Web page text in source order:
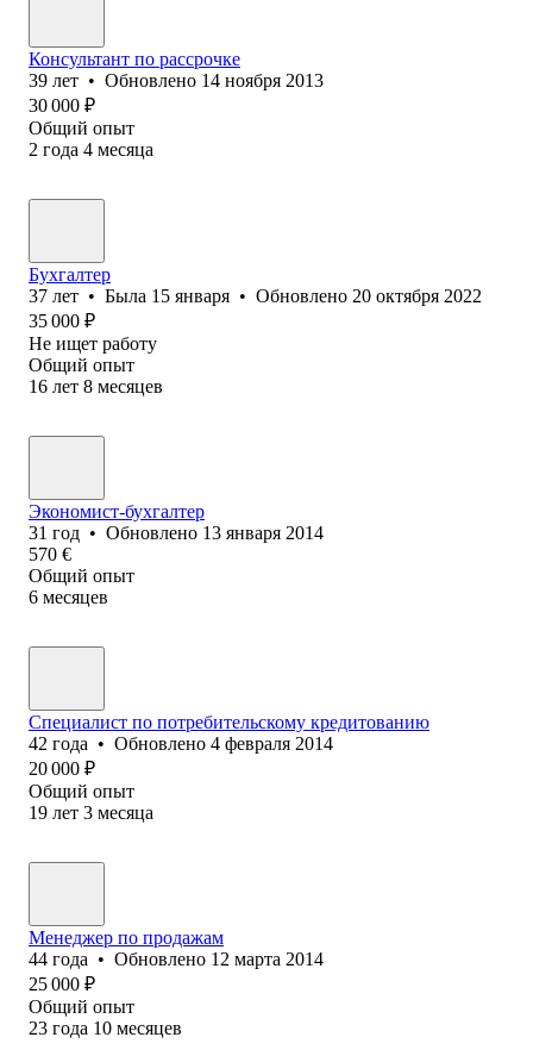
Консультант по рассрочке
39 лет • Обновлено 14 ноября 2013
30 000 ₽
Общий опыт
2 года 4 месяца
Бухгалтер
37 лет • Была 15 января • Обновлено 20 октября 2022
35 000 ₽
Не ищет работу
Общий опыт
16 лет 8 месяцев
Экономист-бухгалтер
31 год • Обновлено 13 января 2014
570 €
Общий опыт
6 месяцев
Специалист по потребительскому кредитованию
42 года • Обновлено 4 февраля 2014
20 000 ₽
Общий опыт
19 лет 3 месяца
Менеджер по продажам
44 года • Обновлено 12 марта 2014
25 000 ₽
Общий опыт
23 года 10 месяцев